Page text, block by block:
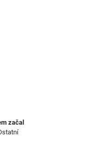
začal